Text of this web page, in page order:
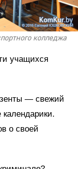
колледжа
учащихся
— свежий
о своей